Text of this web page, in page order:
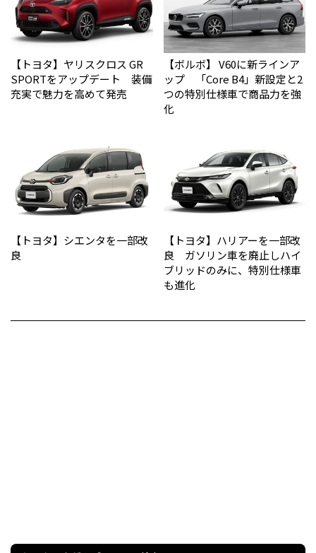
【トヨタ】ヤリスクロス GR
SPORTをアップデート 装備
充実で魅力を高めて発売
【ボルボ】 V60に新ラインア
ップ 「Core B4」新設定と2
つの特別仕様車で商品力を強
化
【トヨタ】シエンタを一部改
良
【トヨタ】ハリアーを一部改
良 ガソリン車を廃止しハイ
ブリッドのみに、特別仕様車
も進化